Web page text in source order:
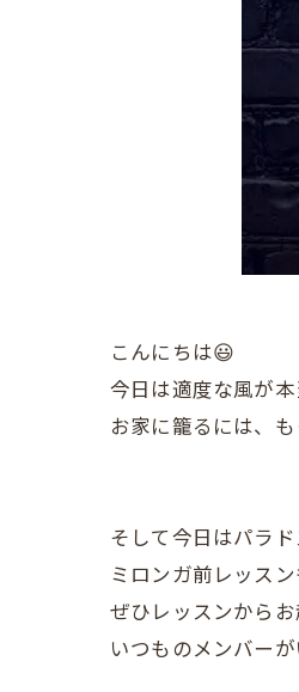
こんにちは😃
今日は適度な風が本
お家に籠るには、
そして今日はパラ
ミロンガ前レッスン
ぜひレッスンからお
いつものメンバー